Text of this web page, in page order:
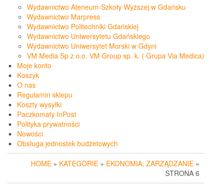
Wydawnictwo Ateneum-Szkoły Wyższej w Gdańsku
Wydawnictwo Marpress
Wydawnictwo Politechniki Gdańskiej
Wydawnictwo Uniwersytetu Gdańskiego
Wydawnictwo Uniwersytet Morski w Gdyni
VM Media Sp z o.o. VM Group sp. k. ( Grupa Via Medica)
Moje konto
Koszyk
O nas
Regulamin sklepu
Koszty wysyłki
Paczkomaty InPost
Polityka prywatności
Nowości
Obsługa jednostek budżetowych
HOME » KATEGORIE » EKONOMIA, ZARZĄDZANIE »
STRONA 6